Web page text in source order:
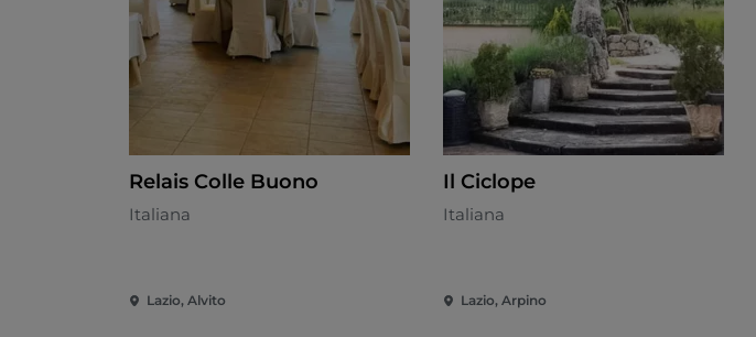
Relais Colle Buono
Italiana
Lazio, Alvito
Il Ciclope
Italiana
Lazio, Arpino